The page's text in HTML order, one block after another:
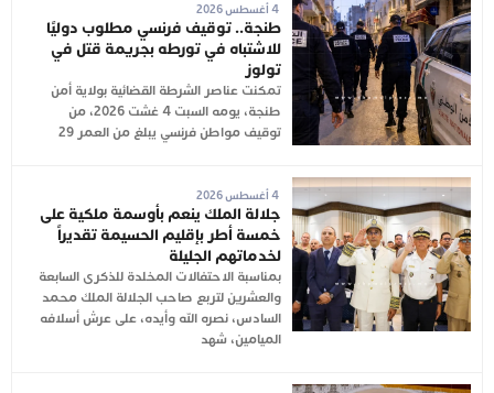
4 أغسطس 2026
طنجة.. توقيف فرنسي مطلوب دوليًا
للاشتباه في تورطه بجريمة قتل في
تولوز
تمكنت عناصر الشرطة القضائية بولاية أمن
طنجة، يومه السبت 4 غشت 2026، من
توقيف مواطن فرنسي يبلغ من العمر 29
4 أغسطس 2026
جلالة الملك ينعم بأوسمة ملكية على
خمسة أطر بإقليم الحسيمة تقديراً
لخدماتهم الجليلة
بمناسبة الاحتفالات المخلدة للذكرى السابعة
والعشرين لتربع صاحب الجلالة الملك محمد
السادس، نصره الله وأيده، على عرش أسلافه
الميامين، شهد